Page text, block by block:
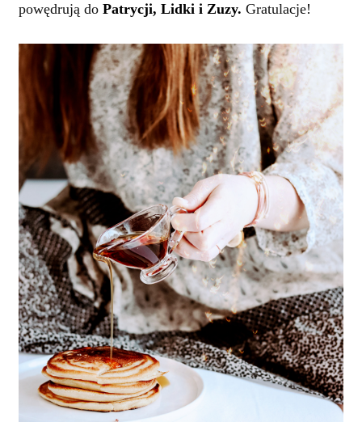
powędrują doPatrycji, Lidki i Zuzy. Gratulacje!